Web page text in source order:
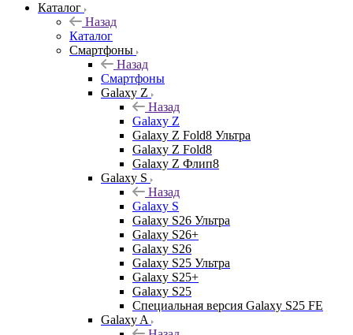
Каталог
Назад
Каталог
Смартфоны
Назад
Смартфоны
Galaxy Z
Назад
Galaxy Z
Galaxy Z Fold8 Ультра
Galaxy Z Fold8
Galaxy Z Флип8
Galaxy S
Назад
Galaxy S
Galaxy S26 Ультра
Galaxy S26+
Galaxy S26
Galaxy S25 Ультра
Galaxy S25+
Galaxy S25
Специальная версия Galaxy S25 FE
Galaxy A